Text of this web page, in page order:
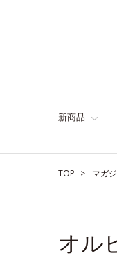
新商品
TOP マガ
オル